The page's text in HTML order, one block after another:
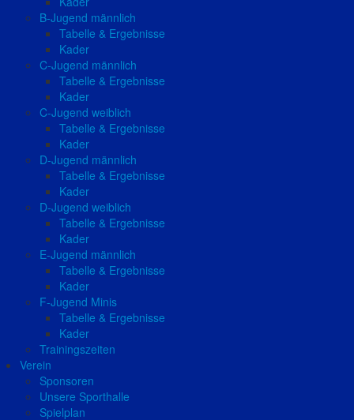
B-Jugend männlich
Tabelle & Ergebnisse
Kader
C-Jugend männlich
Tabelle & Ergebnisse
Kader
C-Jugend weiblich
Tabelle & Ergebnisse
Kader
D-Jugend männlich
Tabelle & Ergebnisse
Kader
D-Jugend weiblich
Tabelle & Ergebnisse
Kader
E-Jugend männlich
Tabelle & Ergebnisse
Kader
F-Jugend Minis
Tabelle & Ergebnisse
Kader
Trainingszeiten
Verein
Sponsoren
Unsere Sporthalle
Spielplan